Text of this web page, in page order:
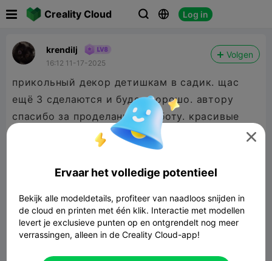
Creality Cloud   Log in
krendilj
16:12 11-17-2025
Volgen
прикольный декор детишкам в садик. щас
ещё 3 сделаются и будет хорошо. автору
спасибо за проделанную работу. красивые
снежинки нынче в дефиците.

Ervaar het volledige potentieel
Bekijk alle modeldetails, profiteer van naadloos snijden in
de cloud en printen met één klik. Interactie met modellen
levert je exclusieve punten op en ontgrendelt nog meer
verrassingen, alleen in de Creality Cloud-app!